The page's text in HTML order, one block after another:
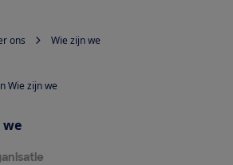
ons Wie zijn we
Wie zijn we
we